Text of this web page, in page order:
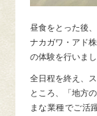
昼食をとった後
ナカガワ・アド
の体験を行いま
全日程を終え、
ところ、「地方
まな業種でご活